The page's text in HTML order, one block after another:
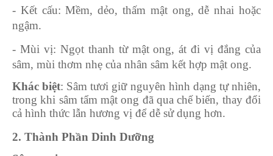
- Kết cấu: Mềm, dẻo, thấm mật ong, dễ nhai hoặc
ngậm.
- Mùi vị: Ngọt thanh từ mật ong, át đi vị đắng của
sâm, mùi thơm nhẹ của nhân sâm kết hợp mật ong.
Khác biệt: Sâm tươi giữ nguyên hình dạng tự nhiên,
trong khi sâm tẩm mật ong đã qua chế biến, thay đổi
cả hình thức lẫn hương vị để dễ sử dụng hơn.
2. Thành Phần Dinh Dưỡng